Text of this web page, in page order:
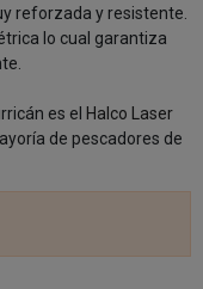
reforzada y resistente.
lo cual garantiza
es el Halco Laser
de pescadores de